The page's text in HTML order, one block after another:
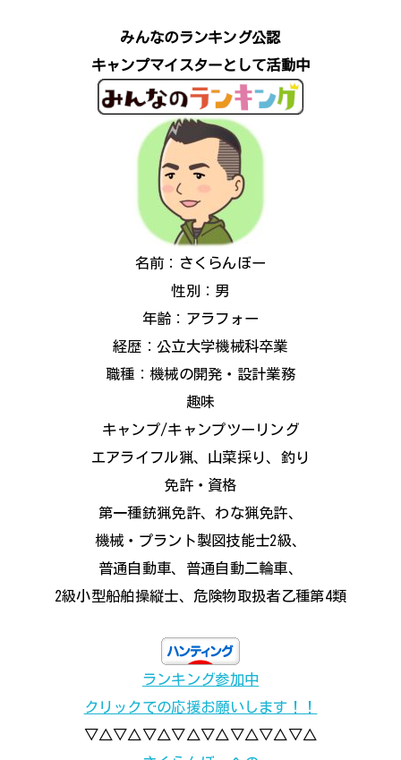
みんなのランキング公認
キャンプマイスターとして活動中
名前：さくらんぼー
性別：男
年齢：アラフォー
経歴：公立大学機械科卒業
職種：機械の開発・設計業務
趣味
キャンプ/キャンプツーリング
エアライフル猟、山菜採り、釣り
免許・資格
第一種銃猟免許、わな猟免許、
機械・プラント製図技能士2級、
普通自動車、普通自動二輪車、
2級小型船舶操縦士、危険物取扱者乙種第4類
ランキング参加中
クリックでの応援お願いします！！
▽△▽△▽△▽△▽△▽△▽△▽△